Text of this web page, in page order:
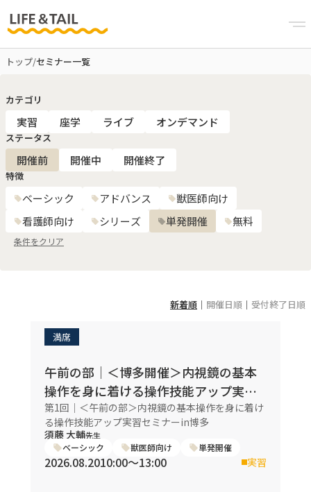
トップ/セミナー一覧
カテゴリ
実習 座学 ライブ オンデマンド
ステータス
開催前 開催中 開催終了
特徴
ベーシック アドバンス
獣医師向け
看護師向け
シリーズ 単発開催 無料
条件をクリア
新着順 ｜ 開催日順 ｜ 受付終了日順
満席
午前の部｜＜博多開催＞内視鏡の基本
操作を身に着ける操作技能アップ実習
セミナー
第1回｜＜午前の部＞内視鏡の基本操作を身に着け
る操作技能アップ実習セミナーin博多
須藤 大輔先生
ベーシック 獣医師向け 単発開催
2026.08.2010:00〜13:00 実習